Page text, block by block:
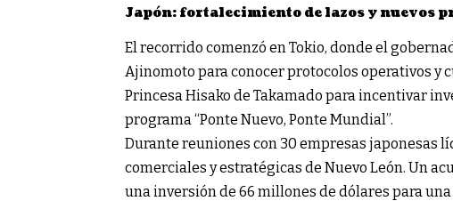
Japón: fortalecimiento de lazos y nuevos
El recorrido comenzó en Tokio, donde el
Ajinomoto para conocer protocolos operativos y
Princesa Hisako de Takamado para incentivar
programa “Ponte Nuevo, Ponte Mundial”.
Durante reuniones con 30 empresas japonesas
comerciales y estratégicas de Nuevo León. Un
una inversión de 66 millones de dólares para